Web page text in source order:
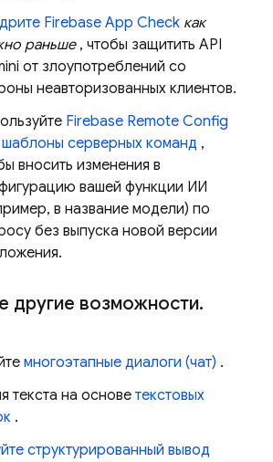
Firebase App Check как
раньше, чтобы защитить API
от злоупотреблений со
неавторизованных клиентов.
Firebase Remote Config
шаблоны серверных команд ,
вносить изменения в
вашей функции ИИ
в название модели) по
без выпуска новой версии
другие возможности.
многоэтапные диалоги (чат) .
текста на основе текстовых
.
структурированный вывод